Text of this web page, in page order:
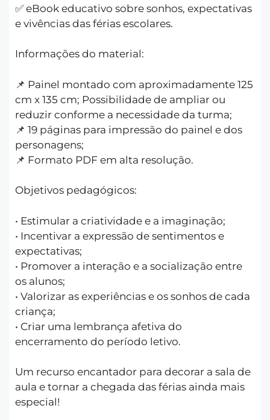
✅ eBook educativo sobre sonhos, expectativas
e vivências das férias escolares.
Informações do material:
📌 Painel montado com aproximadamente 125
cm x 135 cm; Possibilidade de ampliar ou
reduzir conforme a necessidade da turma;
📌 19 páginas para impressão do painel e dos
personagens;
📌 Formato PDF em alta resolução.
Objetivos pedagógicos:
• Estimular a criatividade e a imaginação;
• Incentivar a expressão de sentimentos e
expectativas;
• Promover a interação e a socialização entre
os alunos;
• Valorizar as experiências e os sonhos de cada
criança;
• Criar uma lembrança afetiva do
encerramento do período letivo.
Um recurso encantador para decorar a sala de
aula e tornar a chegada das férias ainda mais
especial!